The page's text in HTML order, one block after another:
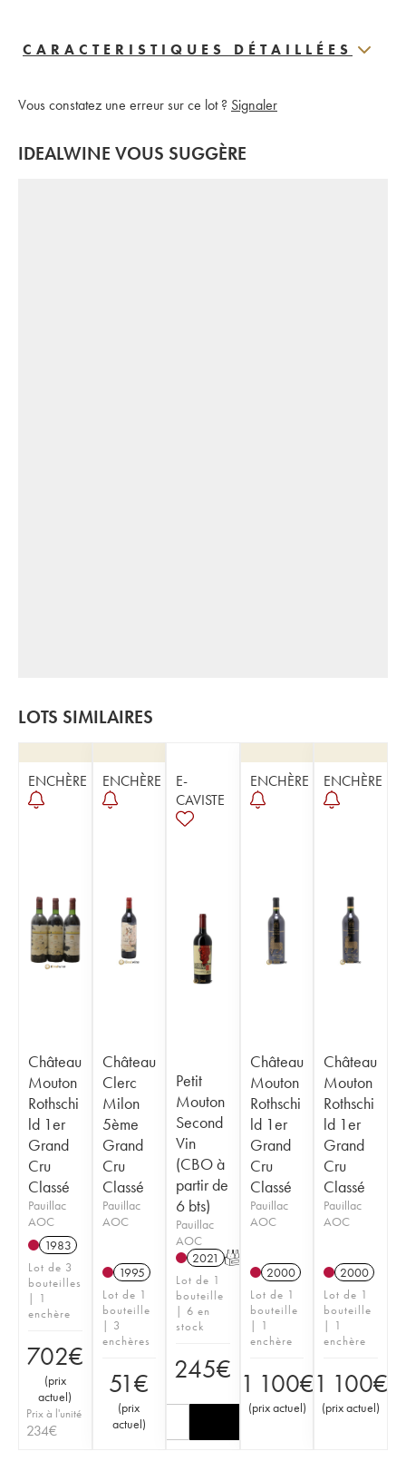
CARACTERISTIQUES DÉTAILLÉES
Vous constatez une erreur sur ce lot ? Signaler
IDEALWINE VOUS SUGGÈRE
LOTS SIMILAIRES
ENCHÈRE
Château
Mouton
Rothschi
ld 1er
Grand
Cru
Classé
Pauillac
AOC
1983
Lot de 3
bouteilles
| 1
enchère
702€
(prix
actuel)
Prix à l'unité
234€
ENCHÈRE
Château
Clerc
Milon
5ème
Grand
Cru
Classé
Pauillac
AOC
1995
Lot de 1
bouteille
| 3
enchères
51€
(prix
actuel)
E-
CAVISTE
Petit
Mouton
Second
Vin
(CBO à
partir de
6 bts)
Pauillac
AOC
2021 T
Lot de 1
bouteille
| 6 en
stock
245€
ENCHÈRE
Château
Mouton
Rothschi
ld 1er
Grand
Cru
Classé
Pauillac
AOC
2000
Lot de 1
bouteille
| 1
enchère
1 100€
(prix actuel)
ENCHÈRE
Château
Mouton
Rothschi
ld 1er
Grand
Cru
Classé
Pauillac
AOC
2000
Lot de 1
bouteille
| 1
enchère
1 100€
(prix actuel)